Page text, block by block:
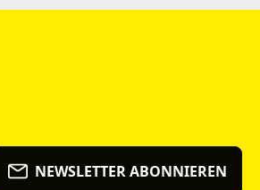
NEWSLETTER ABONNIEREN